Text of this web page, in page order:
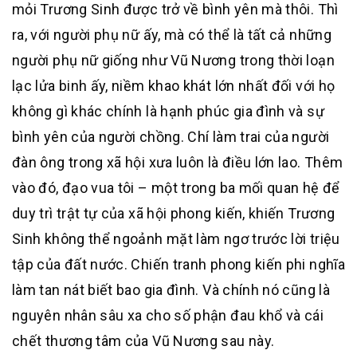
mỏi Trương Sinh được trở về bình yên mà thôi. Thì
ra, với người phụ nữ ấy, mà có thể là tất cả những
người phụ nữ giống như Vũ Nương trong thời loạn
lạc lửa binh ấy, niềm khao khát lớn nhất đối với họ
không gì khác chính là hạnh phúc gia đình và sự
bình yên của người chồng. Chí làm trai của người
đàn ông trong xã hội xưa luôn là điều lớn lao. Thêm
vào đó, đạo vua tôi – một trong ba mối quan hệ để
duy trì trật tự của xã hội phong kiến, khiến Trương
Sinh không thể ngoảnh mặt làm ngơ trước lời triệu
tập của đất nước. Chiến tranh phong kiến phi nghĩa
làm tan nát biết bao gia đình. Và chính nó cũng là
nguyên nhân sâu xa cho số phận đau khổ và cái
chết thương tâm của Vũ Nương sau này.